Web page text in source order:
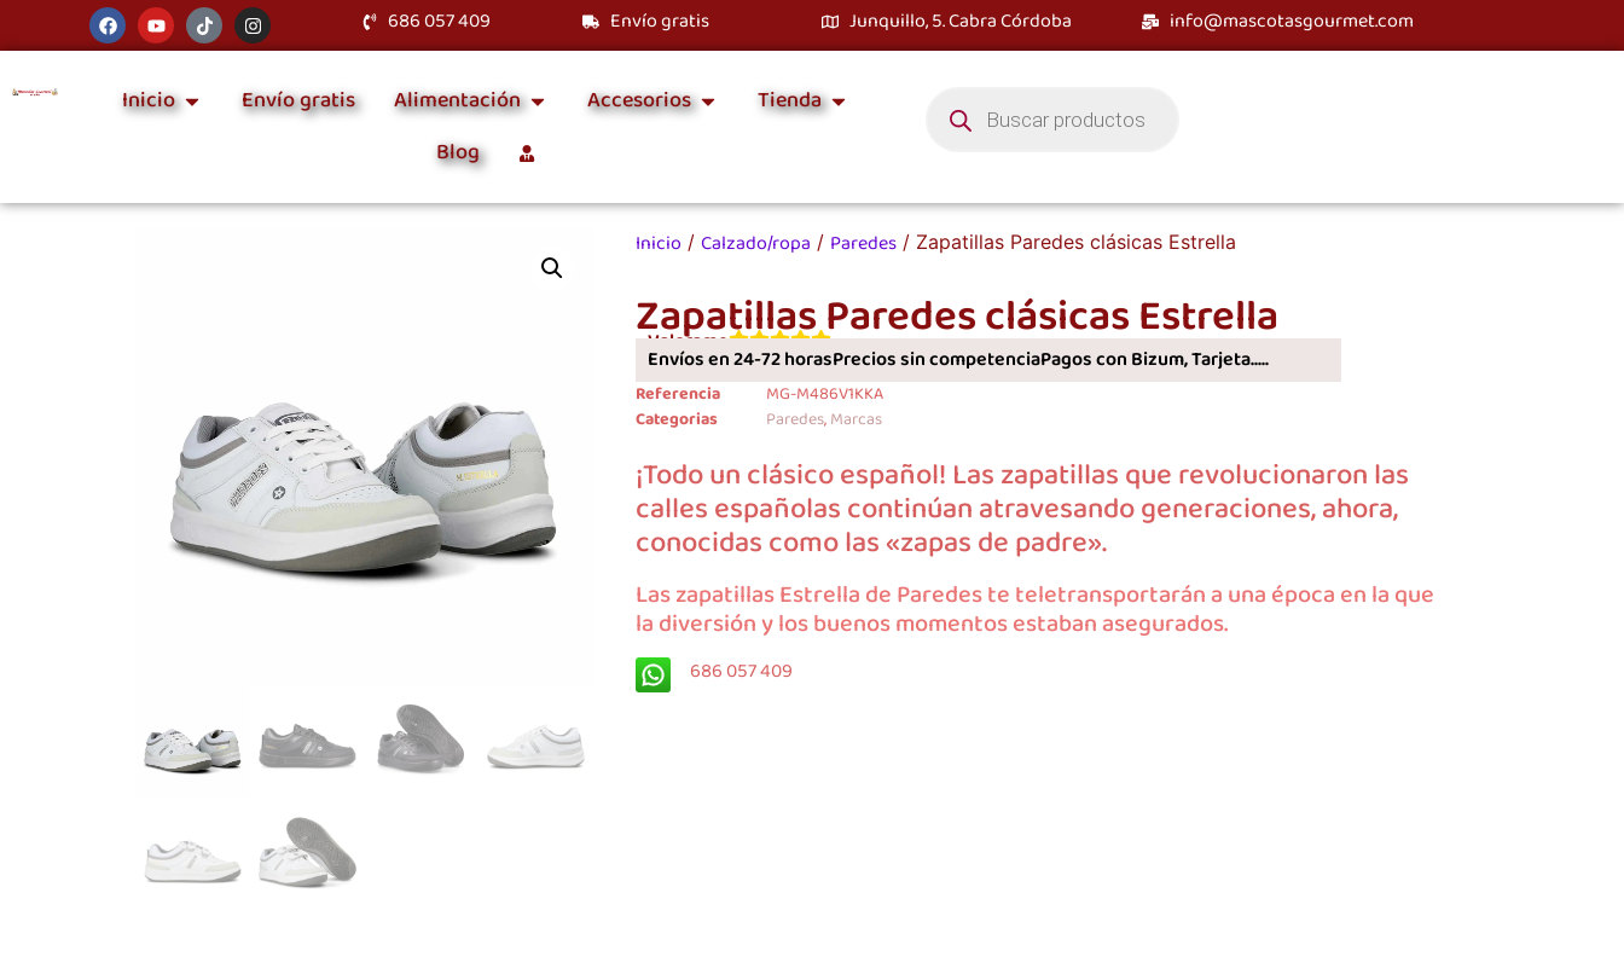
686 057 409 Envío gratis Junquillo, 5. Cabra Córdoba info@mascotasgourmet.com
Inicio Envío gratis Alimentación Accesorios
Tienda
Blog
Inicio / Calzado/ropa / Paredes / Zapatillas Paredes clásicas Estrella
Zapatillas Paredes clásicas Estrella
Valorame
Envíos en 24-72 horasPrecios sin competenciaPagos con Bizum, Tarjeta.....
Referencia
MG-M486V1KKA
Categorias
Paredes,Marcas
¡Todo un clásico español! Las zapatillas que revolucionaron las
calles españolas continúan atravesando generaciones, ahora,
conocidas como las «zapas de padre».
Las zapatillas Estrella de Paredes te teletransportarán a una época en la que
la diversión y los buenos momentos estaban asegurados.
686 057 409